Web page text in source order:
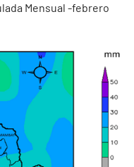
Mensual -febrero